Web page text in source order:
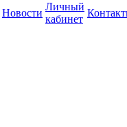
Новости
Личный
кабинет